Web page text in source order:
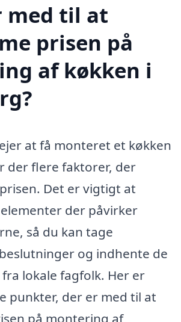
med til at
prisen på
af køkken i
at få monteret et køkken
der flere faktorer, der
Det er vigtigt at
der påvirker
så du kan tage
og indhente de
lokale fagfolk. Her er
punkter, der er med til at
på montering af